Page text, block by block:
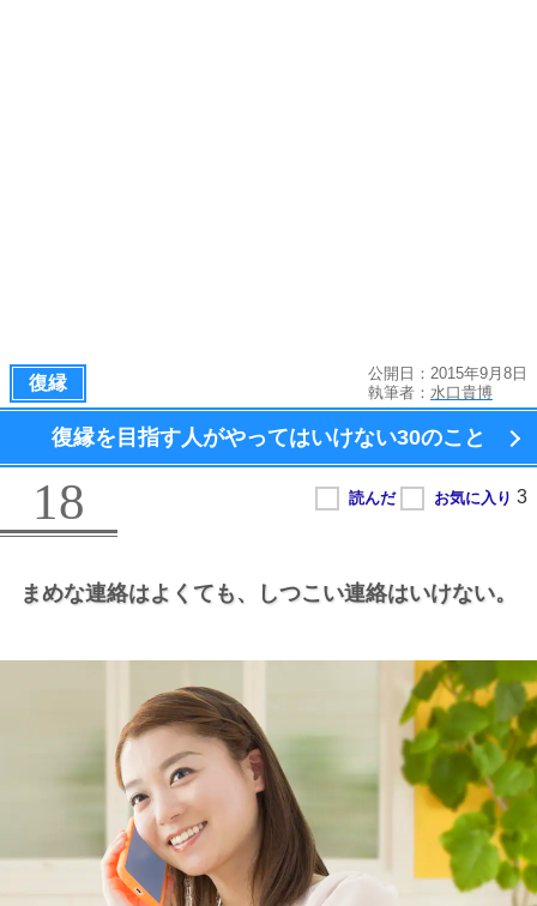
復縁
公開日：2015年9月8日
執筆者： 水口貴博
復縁を目指す人がやってはいけない30のこと
18
まめな連絡はよくても、 しつこい連絡はいけない。